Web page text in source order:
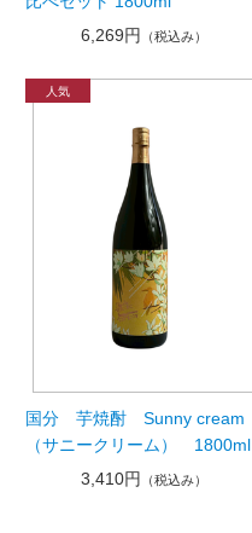
6,269円
（税込み）
国分 芋焼酎 Sunny cream
（サニークリーム） 1800ml
3,410円
（税込み）